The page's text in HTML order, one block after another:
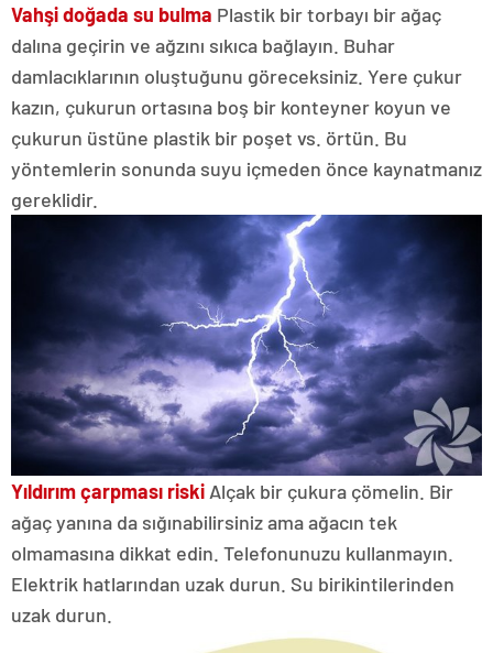
Vahşi doğada su bulma Plastik bir torbayı bir ağaç
dalına geçirin ve ağzını sıkıca bağlayın. Buhar
damlacıklarının oluştuğunu göreceksiniz. Yere çukur
kazın, çukurun ortasına boş bir konteyner koyun ve
çukurun üstüne plastik bir poşet vs. örtün. Bu
yöntemlerin sonunda suyu içmeden önce kaynatmanız
gereklidir.
Yıldırım çarpması riski Alçak bir çukura çömelin. Bir
ağaç yanına da sığınabilirsiniz ama ağacın tek
olmamasına dikkat edin. Telefonunuzu kullanmayın.
Elektrik hatlarından uzak durun. Su birikintilerinden
uzak durun.